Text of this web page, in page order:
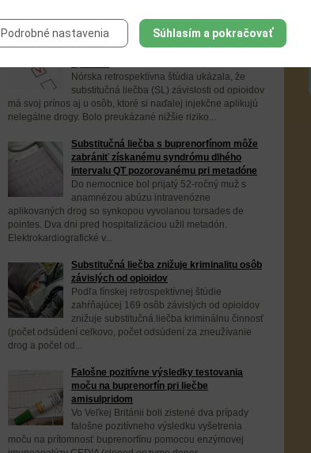
Prínos substitučnej liečby je významný aj
pri súčasnom zneužívaní nelegálnych
Nórska retrospektívna štúdia ukázala, že
substitučná liečba (SL) závislosti od opioidov
má svoj prínos aj u osôb, ktoré si naďalej injekčne aplikujú
nelegálne drogy. Bolo preukázané nižšie riziko...
Substitučná liečba s buprenorfínom môže
zabrániť získanému syndrómu dlhého
intervalu QT pozorovanému pri metadóne
Do nemocnice bol prijatý 52-ročný muž s
anamnézou abúzu intravenózne
aplikovaných drog so synkopou vyvolanou torsades de
pointes. Dva dni pred hospitalizáciou užil metadón.
Elektrokardiografické v...
Substitučná liečba znižuje kriminalitu osôb
závislých od opioidov
Podľa fínskej retrospektívnej štúdie
zahŕňajúcej 169 osôb závislých od opioidov
znižuje substitučná liečba kriminálnu činnosť
(počet odsúdení celkovo, počet odsúdení za zneužívanie
drog a počet od...
Falošne pozitívne výsledky testovania
moču na buprenorfín pri liečbe
amisulpridom
Vo Veľkej Británii boli zistené dva prípady
falošne pozitívneho výsledku vyšetrenia
moču na prítomnosť buprenorfínu pomocou enzýmovej
Podrobné nastavenia Súhlasím a pokračovať